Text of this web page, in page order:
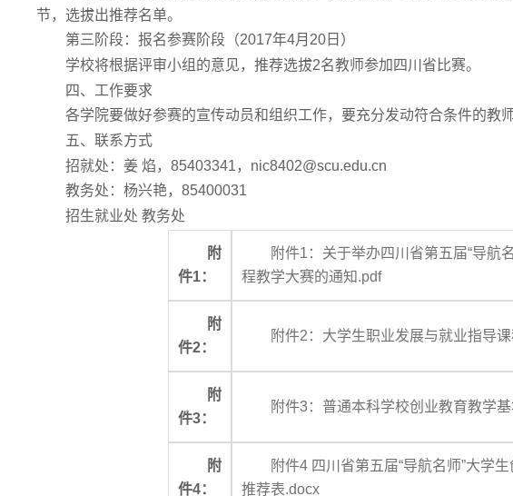
节，选拔出推荐名单。
第三阶段：报名参赛阶段（2017年4月20日）
学校将根据评审小组的意见，推荐选拔2名教师参加四川省比赛。
四、工作要求
各学院要做好参赛的宣传动员和组织工作，要充分发动符合条件的教
五、联系方式
招就处：姜 焰，85403341，nic8402@scu.edu.cn
教务处：杨兴艳，85400031
招生就业处 教务处
附
件1：
附件1：关于举办四川省第五届“导航
程教学大赛的通知.pdf
附
件2：
附件2：大学生职业发展与就业指导
附
件3：
附件3：普通本科学校创业教育教学
附
件4：
附件4 四川省第五届“导航名师”大学
推荐表.docx